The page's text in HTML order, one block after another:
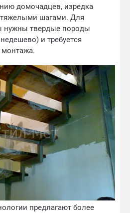
домочадцев, изредка
шагами. Для
нужны твердые породы
и требуется
монтажа.
предлагают более